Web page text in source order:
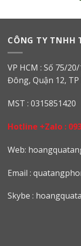
CÔNG TY TNHH
VP HCM : Số 75/
Đông, Quận 12,
MST : 0315851420
Hotline +Zalo :
Web: h
Email :
Skybe :